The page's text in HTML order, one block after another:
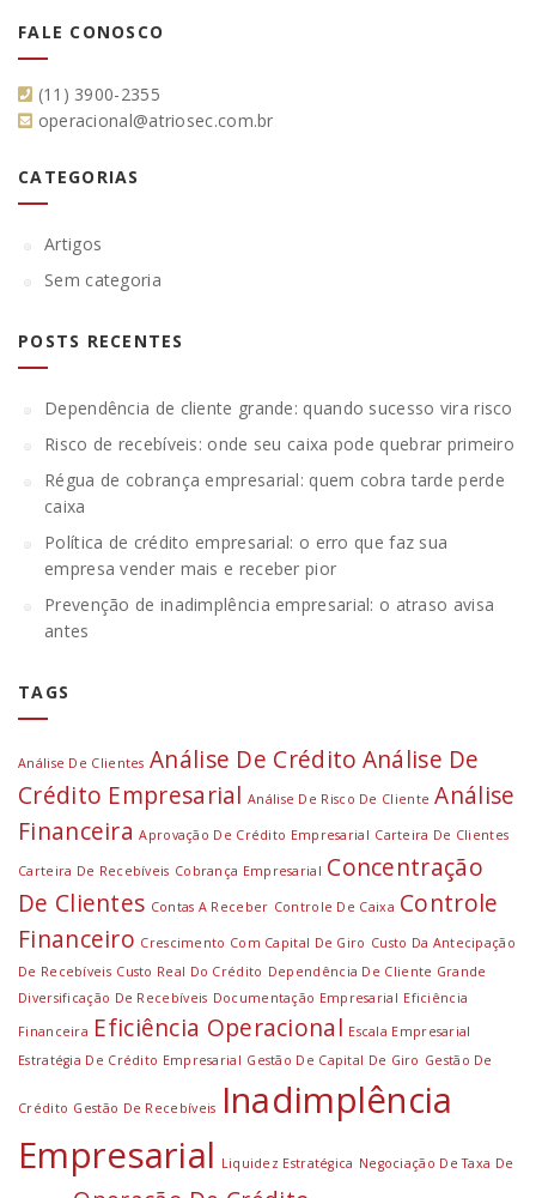
FALE CONOSCO
(11) 3900-2355
operacional@atriosec.com.br
CATEGORIAS
Artigos
Sem categoria
POSTS RECENTES
Dependência de cliente grande: quando sucesso vira risco
Risco de recebíveis: onde seu caixa pode quebrar primeiro
Régua de cobrança empresarial: quem cobra tarde perde
caixa
Política de crédito empresarial: o erro que faz sua
empresa vender mais e receber pior
Prevenção de inadimplência empresarial: o atraso avisa
antes
TAGS
Análise De Clientes Análise De Crédito Análise De
Crédito Empresarial Análise De Risco De Cliente Análise
Financeira Aprovação De Crédito Empresarial Carteira De Clientes
Carteira De Recebíveis Cobrança Empresarial Concentração
De Clientes Contas A Receber Controle De Caixa Controle
Financeiro Crescimento Com Capital De Giro Custo Da Antecipação
De Recebíveis Custo Real Do Crédito Dependência De Cliente Grande
Diversificação De Recebíveis Documentação Empresarial Eficiência
Financeira Eficiência Operacional Escala Empresarial
Estratégia De Crédito Empresarial Gestão De Capital De Giro Gestão De
Crédito Gestão De Recebíveis Inadimplência
Empresarial Liquidez Estratégica Negociação De Taxa De